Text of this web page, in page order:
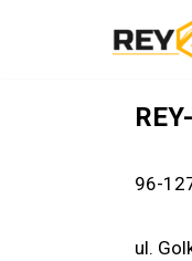
96-
ul.